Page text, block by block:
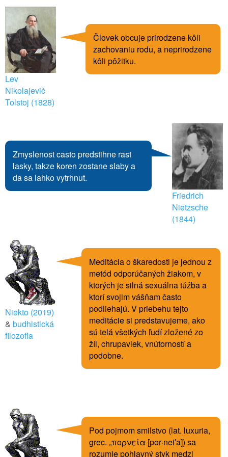
Lev
Nikolajevič
Tolstoj (1828)
Človek obcuje prirodzene kôli
zachovaniu rodu, a neprirodzene
kôli pôžitku.
Zmyslenost casto predstihne rast
lasky, takze koren zostane slaby a
da sa lahko vytrhnut.
Friedrich
Nietzsche
(1844)
Niekto (2019)
& budhistická
filozofia
Meditácia o škaredosti je jednou z
metód odporúčaných žiakom, v
ktorých je silná sexuálna túžba a
ktorí svojim vášňam často
podliehajú. V priebehu tejto
meditácie si predstavujeme, ako
sú telá všetkých ľudí zložené zo
žíl, chrupaviek, vnútorností a
podobne.
Pod pojmom smilstvo (lat. luxuria,
grec. „πορνεία [por·nei′a]) sa
rozumie pohlavný styk medzi